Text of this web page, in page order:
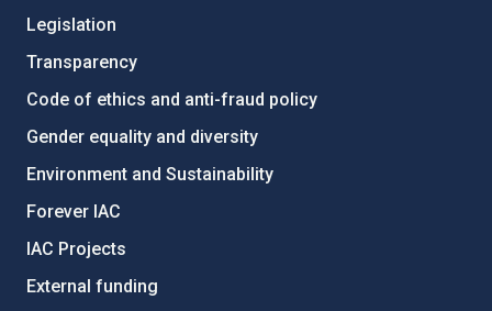
Legislation
Transparency
Code of ethics and anti-fraud policy
Gender equality and diversity
Environment and Sustainability
Forever IAC
IAC Projects
External funding